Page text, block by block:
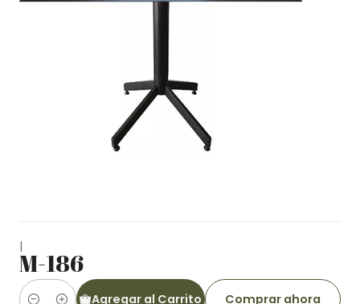
|
M-186
Agregar al Carrito Comprar ahora